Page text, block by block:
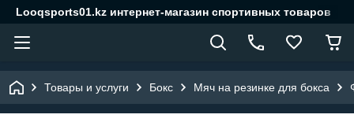
Looqsports01.kz интернет-магазин спортивных товаров
Товары и услуги Бокс Мяч на резинке для бокса